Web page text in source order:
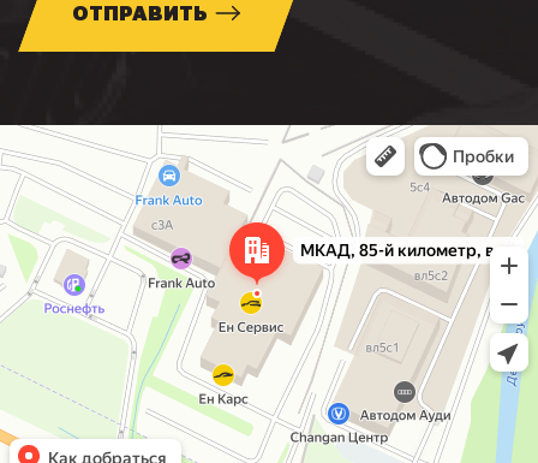
ОТПРАВИТЬ
Москва
МКАД, 85-й километр, вл3с1 — Яндекс Карты